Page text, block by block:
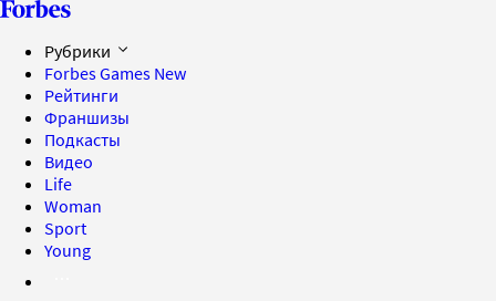
Рубрики
Forbes Games New
Рейтинги
Франшизы
Подкасты
Видео
Life
Woman
Sport
Young